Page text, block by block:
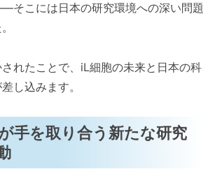
そこには日本の研究環境への深い問題
れたことで、iL細胞の未来と日本の科
し込みます。
手を取り合う新たな研究